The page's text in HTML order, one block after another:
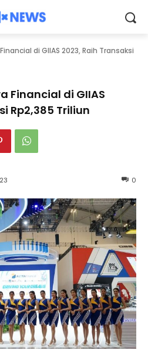
di GIIAS 2023, Raih Transaksi
Financial di GIIAS
Rp2,385 Triliun
0